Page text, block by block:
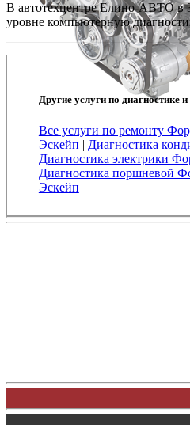
В автотехцентре Елино-АВТО в
уровне компьютерную
Другие услуги по диагностике
Все услуги по ремонту
Эскейп | Диагностика
Диагностика электрики
Диагностика поршневой
Эскейп